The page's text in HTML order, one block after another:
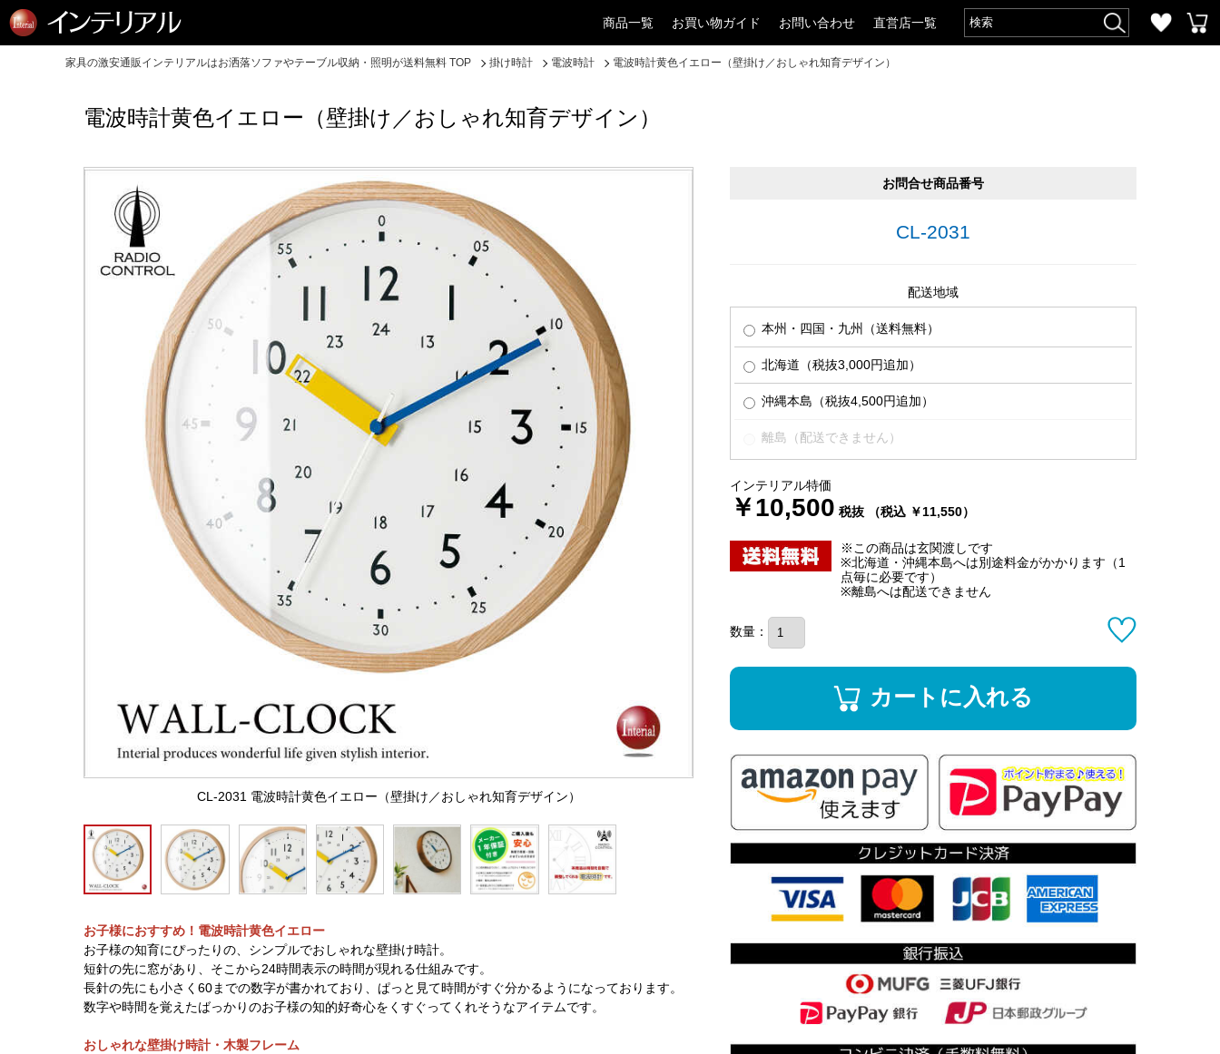
商品一覧 お買い物ガイド お問い合わせ 直営店一覧
家具の激安通販インテリアルはお洒落ソファやテーブル収納・照明が送料無料 TOP 掛け時計 電波時計 電波時計黄色イエロー（壁掛け／おしゃれ知育デザイン）
電波時計黄色イエロー（壁掛け／おしゃれ知育デザイン）
CL-2031 電波時計黄色イエロー（壁掛け／おしゃれ知育デザイン）
お子様におすすめ！電波時計黄色イエロー
お子様の知育にぴったりの、シンプルでおしゃれな壁掛け時計。
短針の先に窓があり、そこから24時間表示の時間が現れる仕組みです。
長針の先にも小さく60までの数字が書かれており、ぱっと見て時間がすぐ分かるようになっております。
数字や時間を覚えたばっかりのお子様の知的好奇心をくすぐってくれそうなアイテムです。
おしゃれな壁掛け時計・木製フレーム
お問合せ商品番号
CL-2031
配送地域
本州・四国・九州（送料無料）
北海道（税抜3,000円追加）
沖縄本島（税抜4,500円追加）
離島（配送できません）
インテリアル特価
￥10,500 税抜 （税込 ￥11,550）
※この商品は玄関渡しです
※北海道・沖縄本島へは別途料金がかかります（1
点毎に必要です）
※離島へは配送できません
数量：
カートに入れる